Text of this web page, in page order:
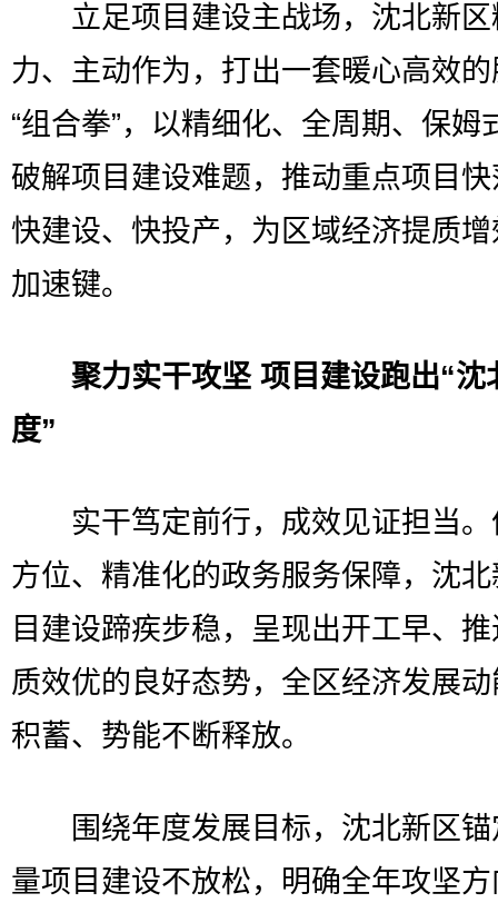
立足项目建设主战场，沈北新区
力、主动作为，打出一套暖心高效
“组合拳”，以精细化、全周期、保姆
破解项目建设难题，推动重点项目
快建设、快投产，为区域经济提质
加速键。
聚力实干攻坚 项目建设跑出“沈
度”
实干笃定前行，成效见证担当。
方位、精准化的政务服务保障，沈
目建设蹄疾步稳，呈现出开工早、
质效优的良好态势，全区经济发展
积蓄、势能不断释放。
围绕年度发展目标，沈北新区锚
量项目建设不放松，明确全年攻坚